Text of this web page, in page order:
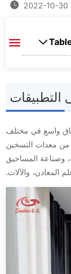
2022-10-30
المختبرات
والاحتجاز
الحديدية
تسخين الخزف
التطبيقات
واسع في مختلف
من معدات التسخين
وصناعة المساحيق
المعادن، والآلات.